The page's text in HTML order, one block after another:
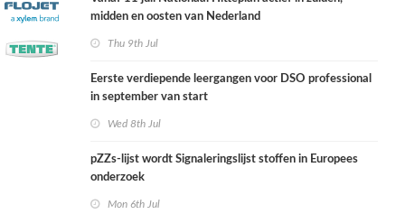
midden en oosten van Nederland
Thu 9th Jul
Eerste verdiepende leergangen voor DSO professional
in september van start
Wed 8th Jul
pZZs-lijst wordt Signaleringslijst stoffen in Europees
onderzoek
Mon 6th Jul